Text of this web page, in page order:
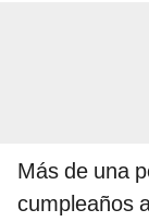
Más de una
cumpleaños